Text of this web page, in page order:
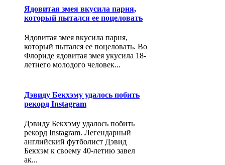
Ядовитая змея вкусила парня,
который пытался ее поцеловать
Ядовитая змея вкусила парня,
который пытался ее поцеловать. Во
Флориде ядовитая змея укусила 18-
летнего молодого человек...
Дэвиду Бекхэму удалось побить
рекорд Instagram
Дэвиду Бекхэму удалось побить
рекорд Instagram. Легендарный
английский футболист Дэвид
Бекхэм к своему 40-летию завел
ак...